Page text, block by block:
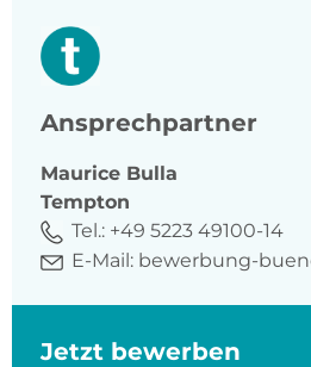
Ansprechpartner
Maurice Bulla
Tempton
Tel.: +49 5223 49100-14
E-Mail: bewerbung-
Jetzt bewerben